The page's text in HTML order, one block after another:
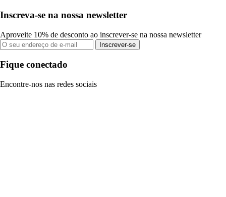
Inscreva-se na nossa newsletter
Aproveite 10% de desconto ao inscrever-se na nossa newsletter
Inscrever-se
Fique conectado
Encontre-nos nas redes sociais